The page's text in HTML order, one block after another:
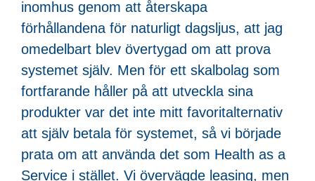
inomhus genom att återskapa
förhållandena för naturligt dagsljus, att jag
omedelbart blev övertygad om att prova
systemet själv. Men för ett skalbolag som
fortfarande håller på att utveckla sina
produkter var det inte mitt favoritalternativ
att själv betala för systemet, så vi började
prata om att använda det som Health as a
Service i stället. Vi övervägde leasing, men